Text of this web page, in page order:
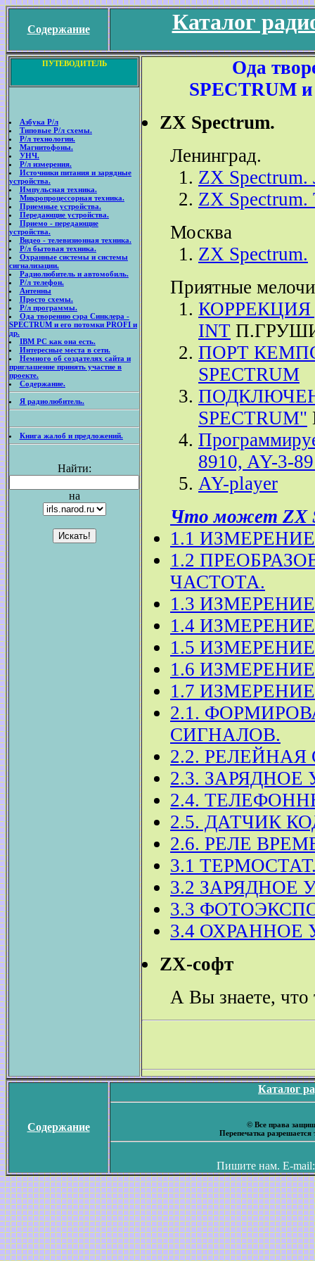
Содержание Каталог
ПУТЕВОДИТЕЛЬ
Азбука Р/л
Типовые Р/л схемы.
Р/л технологии.
Магнитофоны.
УНЧ.
Р/л измерения.
Источники питания и зарядные
устройства.
Импульсная техника.
Микропроцессорная техника.
Приемные устройства.
Передающие устройства.
Приемо - передающие
устройства.
Видео - телевизионная техника.
Р/л бытовая техника.
Охранные системы и системы
сигнализации.
Радиолюбитель и автомобиль.
Р/л телефон.
Антенны
Просто схемы.
Р/л программы.
Ода творению сэра Синклера -
SPECTRUM и его потомки PROFI и
др.
IBM PC как она есть.
Интересные места в сети.
Немного об создателях сайта и
приглашение принять участие в
проекте.
Содержание.
Я радиолюбитель.
Книга жалоб и предложений.
Найти:
на
Ода
SPECTRUM
ZX Spectrum.
Ленинград.
ZX Spectrum.
ZX Spectrum.
Москва
ZX Spectrum.
Приятные
INT
ПОРТ
SPECTRUM
SPECTRUM"
8910, AY-3-
AY-player
Что может ZX
1.1
1.2
ЧАСТОТА.
1.3
1.4
1.5
1.6
1.7
2.1.
СИГНАЛОВ.
2.2.
2.3.
2.4.
2.5. ДАТЧИК
2.6. РЕЛЕ
3.1
3.2 ЗАРЯДНОЕ
3.3
3.4 ОХРАННОЕ
ZX-софт
А Вы знаете, что
Содержание
Каталог
© Все права
Перепечатка
Пишите нам. E-